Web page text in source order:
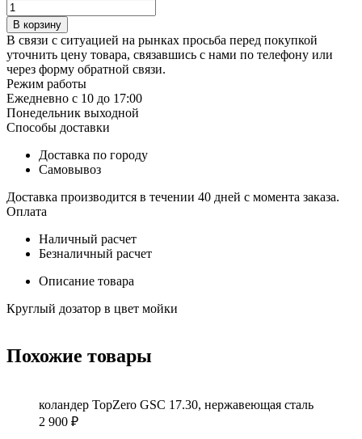
В корзину
В связи с ситуацией на рынках просьба перед покупкой
уточнить цену товара, связавшись с нами по телефону или
через форму обратной связи.
Режим работы
Ежедневно с 10 до 17:00
Понедельник выходной
Способы доставки
Доставка по городу
Самовывоз
Доставка производится в течении 40 дней с момента заказа.
Оплата
Наличный расчет
Безналичный расчет
Описание товара
Круглый дозатор в цвет мойки
Похожие товары
коландер TopZero GSC 17.30, нержавеющая сталь
2 900 ₽